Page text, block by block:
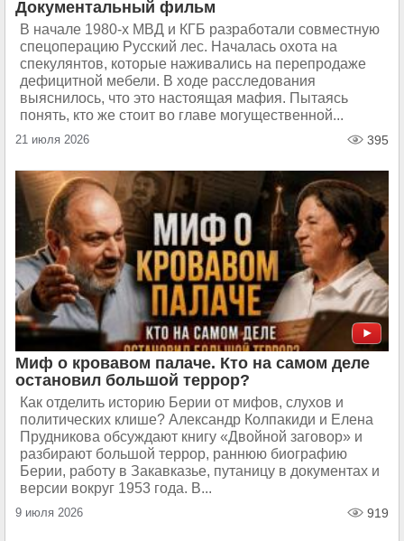
Документальный фильм
В начале 1980-х МВД и КГБ разработали совместную
спецоперацию Русский лес. Началась охота на
спекулянтов, которые наживались на перепродаже
дефицитной мебели. В ходе расследования
выяснилось, что это настоящая мафия. Пытаясь
понять, кто же стоит во главе могущественной...
21 июля 2026 395
Миф о кровавом палаче. Кто на самом деле
остановил большой террор?
Как отделить историю Берии от мифов, слухов и
политических клише? Александр Колпакиди и Елена
Прудникова обсуждают книгу «Двойной заговор» и
разбирают большой террор, раннюю биографию
Берии, работу в Закавказье, путаницу в документах и
версии вокруг 1953 года. В...
9 июля 2026 919